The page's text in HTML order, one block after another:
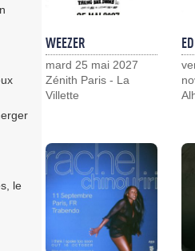
le
WEEZER
mard 25 mai 2027
Zénith Paris - La
Villette